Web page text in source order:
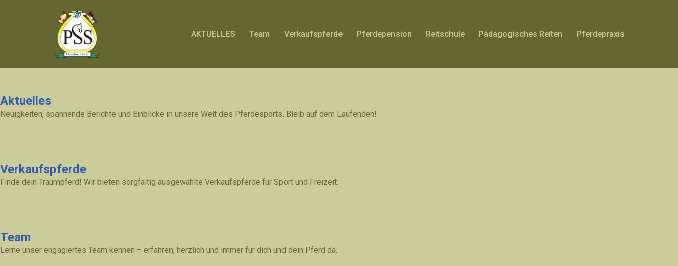
AKTUELLES Team Verkaufspferde Pferdepension Reitschule Pädagogisches Reiten Pferdepraxis
Aktuelles
Neuigkeiten, spannende Berichte und Einblicke in unsere Welt des Pferdesports. Bleib auf dem Laufenden!
Verkaufspferde
Finde dein Traumpferd! Wir bieten sorgfältig ausgewählte Verkaufspferde für Sport und Freizeit.
Team
Lerne unser engagiertes Team kennen – erfahren, herzlich und immer für dich und dein Pferd da.